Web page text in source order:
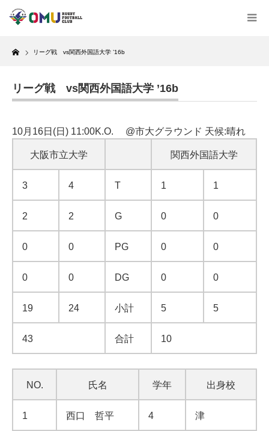
Home
リーグ戦 vs関西外国語大学 ’16b
リーグ戦 vs関西外国語大学 ’16b
10月16日(日) 11:00K.O. @市大グラウンド 天候:晴れ
大阪市立大学 関西外国語大学
3 4 T 1 1
2 2 G 0 0
0 0 PG 0 0
0 0 DG 0 0
19 24 小計 5 5
43 合計 10
NO. 氏名 学年 出身校
1 西口 哲平 4 津